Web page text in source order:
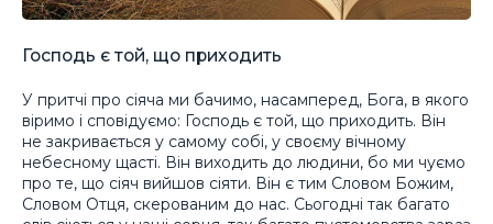
Господь є той, що приходить
У притчі про сіяча ми бачимо, насамперед, Бога, в якого
віримо і сповідуємо: Господь є той, що приходить. Він
не закривається у самому собі, у своєму вічному
небесному щасті. Він виходить до людини, бо ми чуємо
про те, що сіяч вийшов сіяти. Він є тим Словом Божим,
Словом Отця, скерованим до нас. Сьогодні так багато